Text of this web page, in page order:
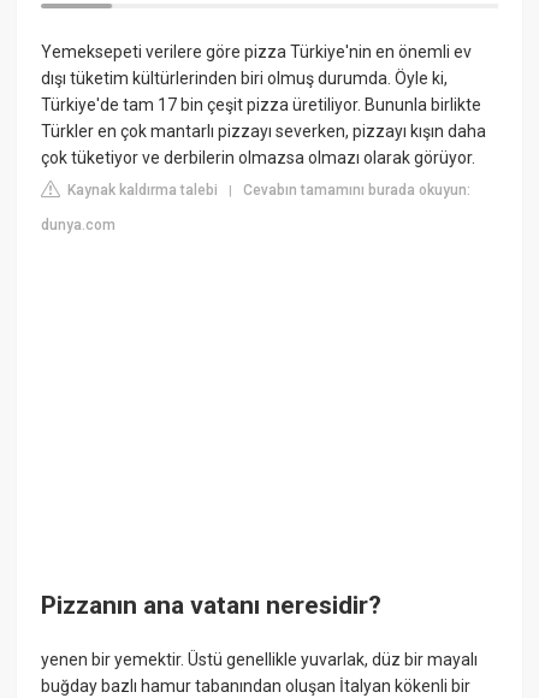
Yemeksepeti verilere göre pizza Türkiye'nin en önemli ev
dışı tüketim kültürlerinden biri olmuş durumda. Öyle ki,
Türkiye'de tam 17 bin çeşit pizza üretiliyor. Bununla birlikte
Türkler en çok mantarlı pizzayı severken, pizzayı kışın daha
çok tüketiyor ve derbilerin olmazsa olmazı olarak görüyor.
Kaynak kaldırma talebi |Cevabın tamamını burada okuyun:
dunya.com
Pizzanın ana vatanı neresidir?
yenen bir yemektir. Üstü genellikle yuvarlak, düz bir mayalı
buğday bazlı hamur tabanından oluşan İtalyan kökenli bir